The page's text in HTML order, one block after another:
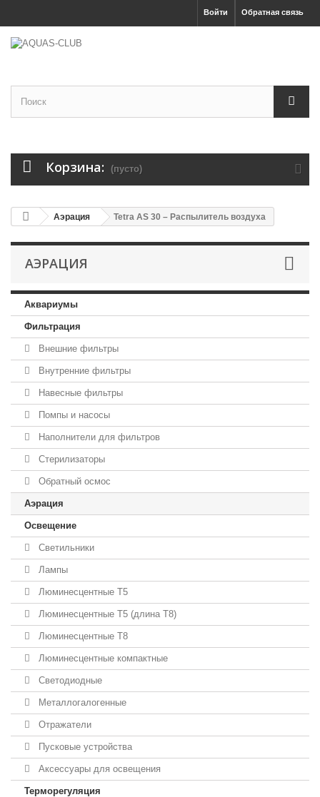
Обратная связь
Войти
Корзина: (пусто)
Аэрация Tetra AS 30 – Распылитель воздуха
АЭРАЦИЯ
Аквариумы
Фильтрация
Внешние фильтры
Внутренние фильтры
Навесные фильтры
Помпы и насосы
Наполнители для фильтров
Стерилизаторы
Обратный осмос
Аэрация
Освещение
Светильники
Лампы
Люминесцентные T5
Люминесцентные T5 (длина T8)
Люминесцентные T8
Люминесцентные компактные
Светодиодные
Металлогалогенные
Отражатели
Пусковые устройства
Аксессуары для освещения
Терморегуляция